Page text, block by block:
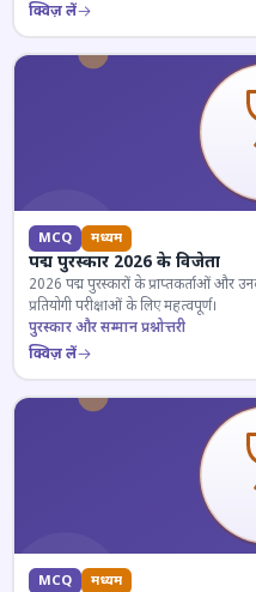
क्विज़ लें
MCQ मध्यम
पद्म पुरस्कार 2026 के विजेता
2026 पद्म पुरस्कारों के प्राप्तकर्ताओं और
प्रतियोगी परीक्षाओं के लिए महत्वपूर्ण।
पुरस्कार और सम्मान प्रश्नोत्तरी
क्विज़ लें
MCQ मध्यम